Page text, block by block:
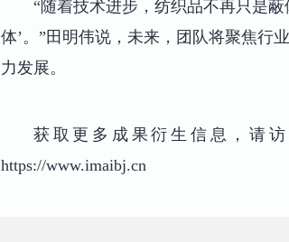
“随着技术进步，纺织品不再只是
体’。”田明伟说，未来，团队将聚焦行
力发展。
获取更多成果衍生信息，请
https://www.imaibj.cn